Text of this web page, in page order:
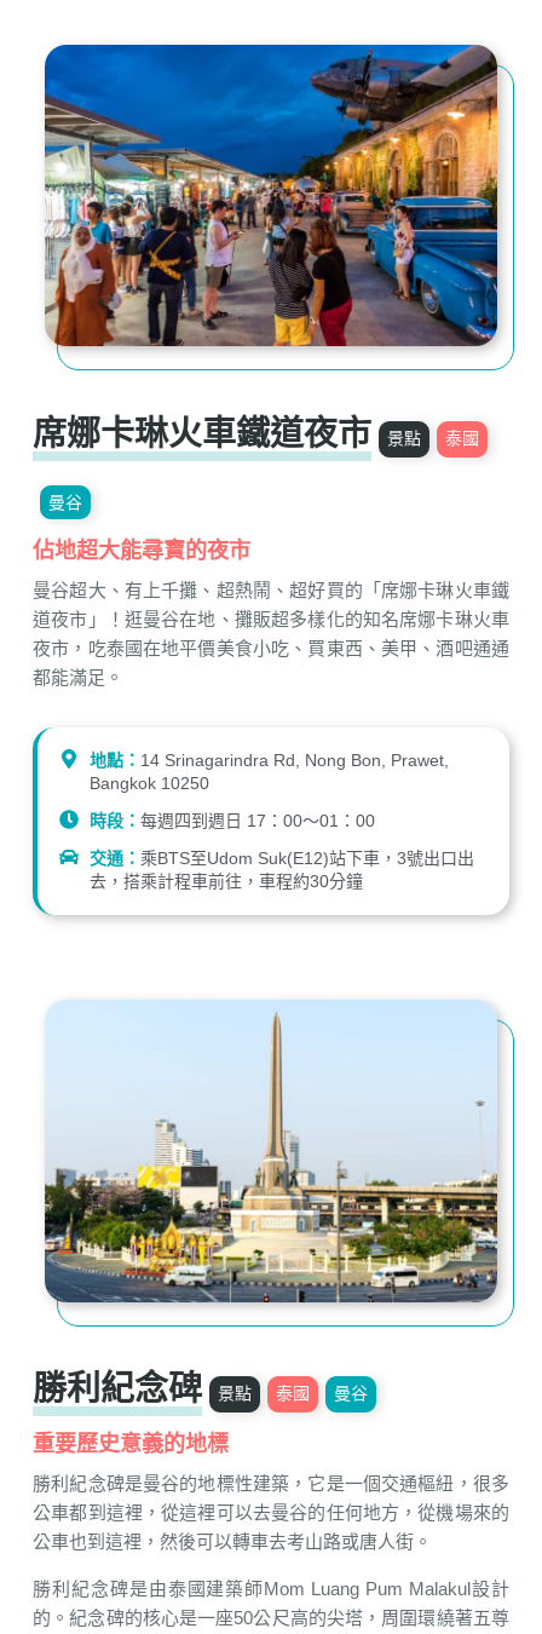
席娜卡琳火車鐵道夜市 景點 泰國
曼谷
佔地超大能尋寶的夜市
曼谷超大、有上千攤、超熱鬧、超好買的「席娜卡琳火車鐵
道夜市」！逛曼谷在地、攤販超多樣化的知名席娜卡琳火車
夜市，吃泰國在地平價美食小吃、買東西、美甲、酒吧通通
都能滿足。
地點： 14 Srinagarindra Rd, Nong Bon, Prawet,
Bangkok 10250
時段：每週四到週日 17：00～01：00
交通： 乘BTS至Udom Suk(E12)站下車，3號出口出
去，搭乘計程車前往，車程約30分鐘
勝利紀念碑 景點 泰國 曼谷
重要歷史意義的地標
勝利紀念碑是曼谷的地標性建築，它是一個交通樞紐，很多
公車都到這裡，從這裡可以去曼谷的任何地方，從機場來的
公車也到這裡，然後可以轉車去考山路或唐人街。
勝利紀念碑是由泰國建築師Mom Luang Pum Malakul設計
的。紀念碑的核心是一座50公尺高的尖塔，周圍環繞著五尊